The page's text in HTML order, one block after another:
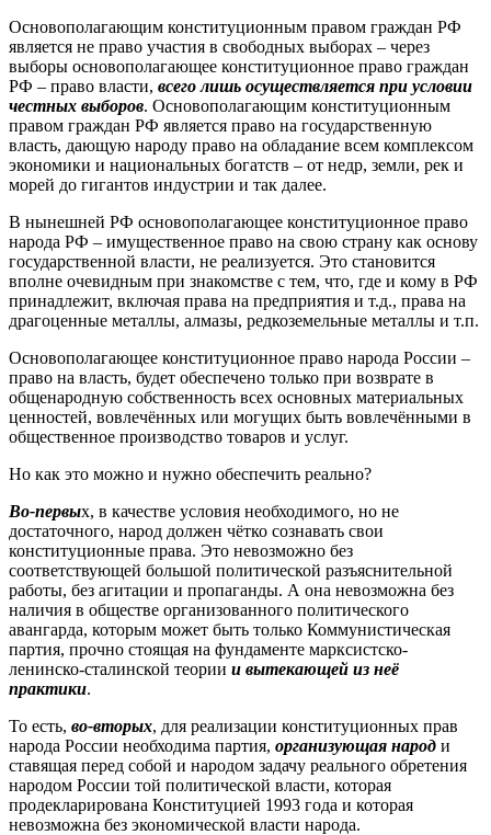
Основополагающим конституционным правом граждан РФ
является не право участия в свободных выборах – через
выборы основополагающее конституционное право граждан
РФ – право власти, всего лишь осуществляется при условии
честных выборов. Основополагающим конституционным
правом граждан РФ является право на государственную
власть, дающую народу право на обладание всем комплексом
экономики и национальных богатств – от недр, земли, рек и
морей до гигантов индустрии и так далее.
В нынешней РФ основополагающее конституционное право
народа РФ – имущественное право на свою страну как основу
государственной власти, не реализуется. Это становится
вполне очевидным при знакомстве с тем, что, где и кому в РФ
принадлежит, включая права на предприятия и т.д., права на
драгоценные металлы, алмазы, редкоземельные металлы и т.п.
Основополагающее конституционное право народа России –
право на власть, будет обеспечено только при возврате в
общенародную собственность всех основных материальных
ценностей, вовлечённых или могущих быть вовлечёнными в
общественное производство товаров и услуг.
Но как это можно и нужно обеспечить реально?
Во-первых, в качестве условия необходимого, но не
достаточного, народ должен чётко сознавать свои
конституционные права. Это невозможно без
соответствующей большой политической разъяснительной
работы, без агитации и пропаганды. А она невозможна без
наличия в обществе организованного политического
авангарда, которым может быть только Коммунистическая
партия, прочно стоящая на фундаменте марксистско-
ленинско-сталинской теории и вытекающей из неё
практики.
То есть, во-вторых, для реализации конституционных прав
народа России необходима партия, организующая народ и
ставящая перед собой и народом задачу реального обретения
народом России той политической власти, которая
продекларирована Конституцией 1993 года и которая
невозможна без экономической власти народа.